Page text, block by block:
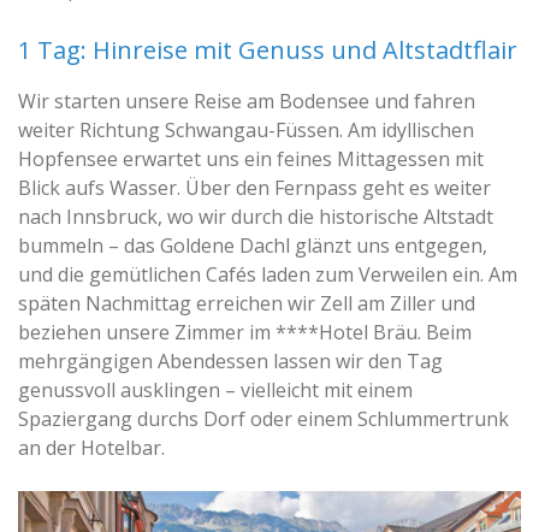
1 Tag: Hinreise mit Genuss und Altstadtflair
Wir starten unsere Reise am Bodensee und fahren
weiter Richtung Schwangau-Füssen. Am idyllischen
Hopfensee erwartet uns ein feines Mittagessen mit
Blick aufs Wasser. Über den Fernpass geht es weiter
nach Innsbruck, wo wir durch die historische Altstadt
bummeln – das Goldene Dachl glänzt uns entgegen,
und die gemütlichen Cafés laden zum Verweilen ein. Am
späten Nachmittag erreichen wir Zell am Ziller und
beziehen unsere Zimmer im ****Hotel Bräu. Beim
mehrgängigen Abendessen lassen wir den Tag
genussvoll ausklingen – vielleicht mit einem
Spaziergang durchs Dorf oder einem Schlummertrunk
an der Hotelbar.